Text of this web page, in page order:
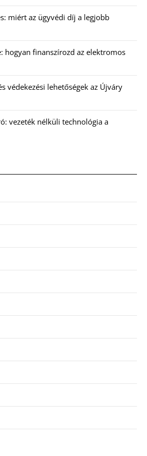
miért az ügyvédi díj a legjobb
hogyan finanszírozd az elektromos
védekezési lehetőségek az Újváry
vezeték nélküli technológia a